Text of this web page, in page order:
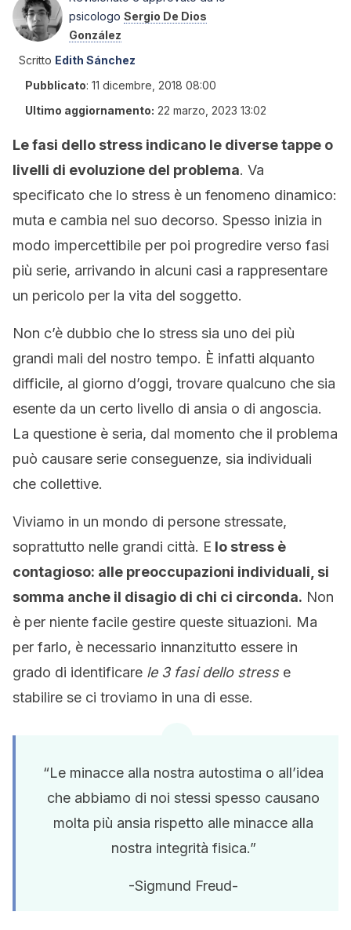
psicologo Sergio De Dios
González
Scritto Edith Sánchez
Pubblicato: 11 dicembre, 2018 08:00
Ultimo aggiornamento: 22 marzo, 2023 13:02
Le fasi dello stress indicano le diverse tappe o
livelli di evoluzione del problema. Va
specificato che lo stress è un fenomeno dinamico:
muta e cambia nel suo decorso. Spesso inizia in
modo impercettibile per poi progredire verso fasi
più serie, arrivando in alcuni casi a rappresentare
un pericolo per la vita del soggetto.
Non c’è dubbio che lo stress sia uno dei più
grandi mali del nostro tempo. È infatti alquanto
difficile, al giorno d’oggi, trovare qualcuno che sia
esente da un certo livello di ansia o di angoscia.
La questione è seria, dal momento che il problema
può causare serie conseguenze, sia individuali
che collettive.
Viviamo in un mondo di persone stressate,
soprattutto nelle grandi città. E lo stress è
contagioso: alle preoccupazioni individuali, si
somma anche il disagio di chi ci circonda. Non
è per niente facile gestire queste situazioni. Ma
per farlo, è necessario innanzitutto essere in
grado di identificare le 3 fasi dello stresse
stabilire se ci troviamo in una di esse.
“Le minacce alla nostra autostima o all’idea
che abbiamo di noi stessi spesso causano
molta più ansia rispetto alle minacce alla
nostra integrità fisica.”
-Sigmund Freud-